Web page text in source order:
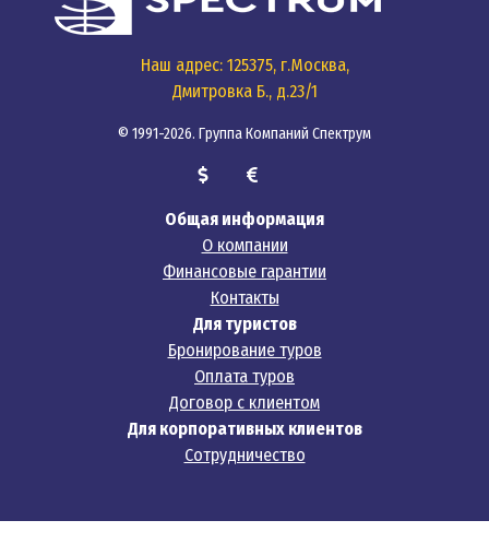
Наш адрес: 125375, г.Москва,
Дмитровка Б., д.23/1
© 1991-2026. Группа Компаний Спектрум
Общая информация
О компании
Финансовые гарантии
Контакты
Для туристов
Бронирование туров
Оплата туров
Договор с клиентом
Для корпоративных клиентов
Сотрудничество